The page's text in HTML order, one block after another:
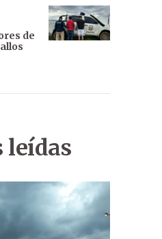
de
leídas